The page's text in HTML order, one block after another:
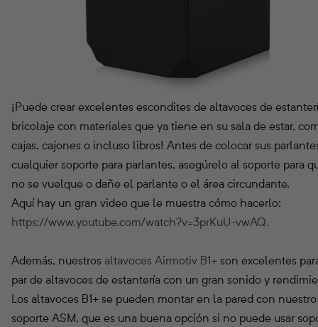
¡Puede crear excelentes escondites de altavoces de
bricolaje con materiales que ya tiene en su sala de estar,
cajas, cajones o incluso libros! Antes de colocar sus
cualquier soporte para parlantes, asegúrelo al soporte para
no se vuelque o dañe el parlante o el área circundante.
Aquí hay un gran video que le muestra cómo hacerlo:
https://www.youtube.com/watch?v=3prKuU-vwAQ.
Además, nuestros altavoces Airmotiv B1+ son excelentes
par de altavoces de estantería con un gran sonido y
Los altavoces B1+ se pueden montar en la pared con nuestro
soporte ASM, que es una buena opción si no puede usar